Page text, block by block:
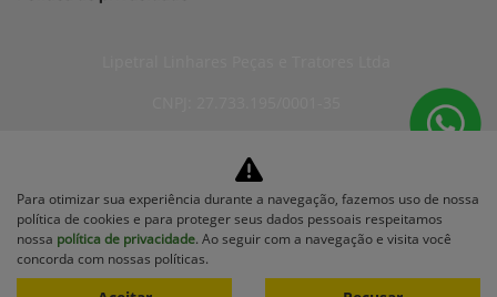
No trânsito, enxergar o outro
salva vidas.
Para otimizar sua experiência durante a navegação, fazemos uso de nossa
política de cookies e para proteger seus dados pessoais respeitamos
nossa política de privacidade. Ao seguir com a navegação e visita você
concorda com nossas políticas.